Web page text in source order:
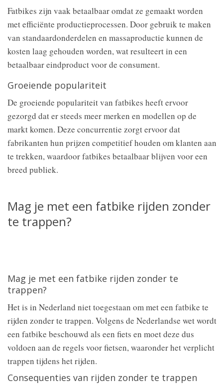
Fatbikes zijn vaak betaalbaar omdat ze gemaakt worden
met efficiënte productieprocessen. Door gebruik te maken
van standaardonderdelen en massaproductie kunnen de
kosten laag gehouden worden, wat resulteert in een
betaalbaar eindproduct voor de consument.
Groeiende populariteit
De groeiende populariteit van fatbikes heeft ervoor
gezorgd dat er steeds meer merken en modellen op de
markt komen. Deze concurrentie zorgt ervoor dat
fabrikanten hun prijzen competitief houden om klanten aan
te trekken, waardoor fatbikes betaalbaar blijven voor een
breed publiek.
Mag je met een fatbike rijden zonder
te trappen?
Mag je met een fatbike rijden zonder te
trappen?
Het is in Nederland niet toegestaan om met een fatbike te
rijden zonder te trappen. Volgens de Nederlandse wet wordt
een fatbike beschouwd als een fiets en moet deze dus
voldoen aan de regels voor fietsen, waaronder het verplicht
trappen tijdens het rijden.
Consequenties van rijden zonder te trappen